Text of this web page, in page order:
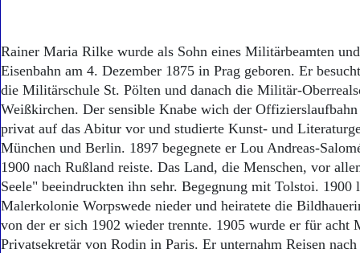
Rainer Maria Rilke wurde als Sohn eines Militärbeamten
Eisenbahn am 4. Dezember 1875 in Prag geboren. Er
die Militärschule St. Pölten und danach die Militär-
Weißkirchen. Der sensible Knabe wich der Offizierslaufbahn
privat auf das Abitur vor und studierte Kunst- und
München und Berlin. 1897 begegnete er Lou Andreas-
1900 nach Rußland reiste. Das Land, die Menschen, vor
Seele" beeindruckten ihn sehr. Begegnung mit Tolstoi. 1900
Malerkolonie Worpswede nieder und heiratete die
von der er sich 1902 wieder trennte. 1905 wurde er für acht
Privatsekretär von Rodin in Paris. Er unternahm Reisen